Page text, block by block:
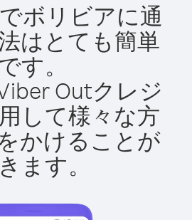
ボリビアに通
はとても簡単
す。
Outクレジ
して様々な方
かけることが
ます。